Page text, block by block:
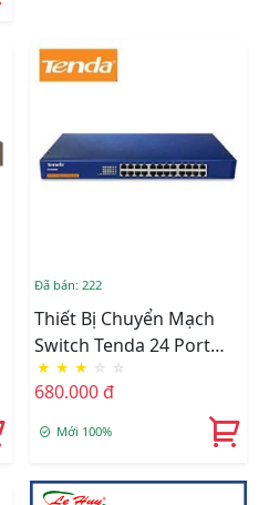
Đã bán: 222
Thiết Bị Chuyển Mạch
Switch Tenda 24 Port
TEH2400M
★ ★ ★ ☆ ☆
680.000 đ
Mới 100%